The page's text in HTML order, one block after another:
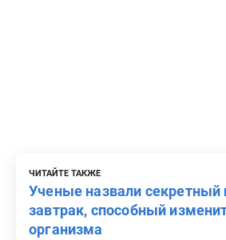
ЧИТАЙТЕ ТАКЖЕ
Ученые назвали секретный
завтрак, способный
организма